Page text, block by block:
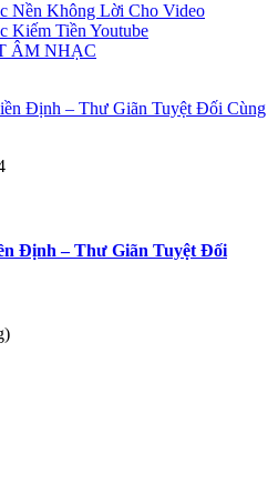
Nền Không Lời Cho Video
Kiếm Tiền Youtube
ÂM NHẠC
Định – Thư Giãn Tuyệt Đối